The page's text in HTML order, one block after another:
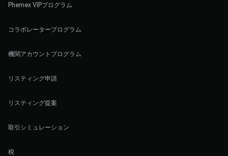
Phemex VIPプログラム
コラボレータープログラム
機関アカウントプログラム
リスティング申請
リスティング提案
取引シミュレーション
税